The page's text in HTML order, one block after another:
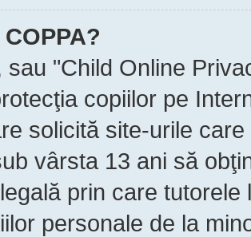
sau "Child Online
copiilor pe
solicită site-urile
vârsta 13 ani să
prin care
personale de la